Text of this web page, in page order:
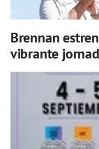
Brennan
vibrante